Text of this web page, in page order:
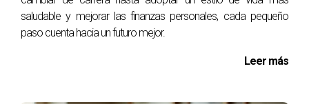
trabajo remoto en el sector inmobiliario?
Existen numerosos blogs, webinars y cursos online
dedicados al trabajo remoto en bienes raíces; investiga
saludable y mejorar las finanzas personales, cada pequeño
paso cuenta hacia un futuro mejor.
Leer más